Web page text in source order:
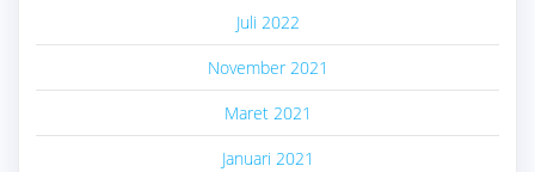
Juli 2022
November 2021
Maret 2021
Januari 2021